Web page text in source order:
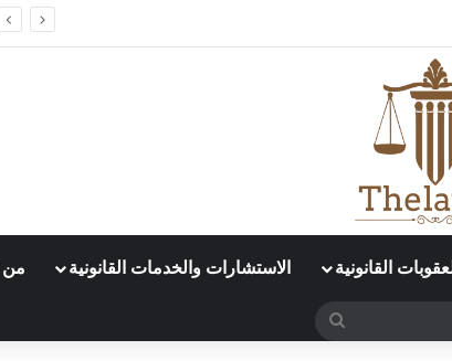
القانونية الاستشارات والخدمات القانونية من
بحث